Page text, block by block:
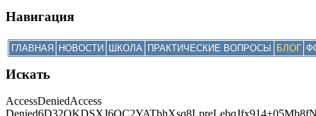
Навигация
ГЛАВНАЯ НОВОСТИ ШКОЛА ПРАКТИЧЕСКИЕ ВОПРОСЫ БЛОГ
Искать